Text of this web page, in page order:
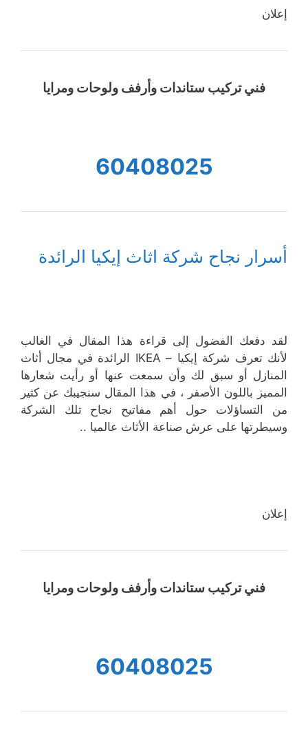
إعلان
فني تركيب ستاندات وأرفف ولوحات ومرايا
60408025
أسرار نجاح شركة اثاث إيكيا الرائدة
لقد دفعك الفضول إلى قراءة هذا المقال في الغالب
لأنك تعرف شركة إيكيا – IKEA الرائدة في مجال أثاث
المنازل أو سبق لك وأن سمعت عنها أو رأيت شعارها
المميز باللون الأصفر ، في هذا المقال سنجيبك عن كثير
من التساؤلات حول أهم مفاتيح نجاح تلك الشركة
وسيطرتها على عرش صناعة الأثاث عالميا ..
إعلان
فني تركيب ستاندات وأرفف ولوحات ومرايا
60408025